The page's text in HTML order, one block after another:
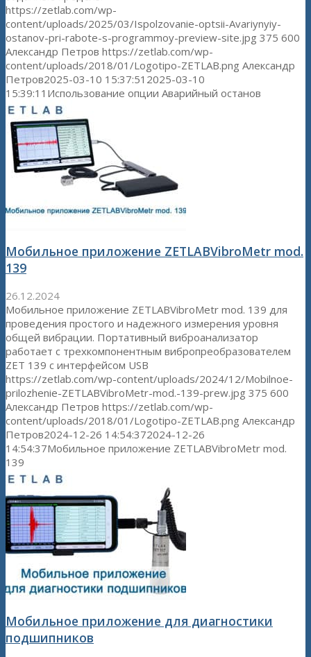
https://zetlab.com/wp-
content/uploads/2025/03/Ispolzovanie-optsii-Avariynyiy-
ostanov-pri-rabote-s-programmoy-preview-site.jpg 375 600
Александр Петров https://zetlab.com/wp-
content/uploads/2018/01/Logotipo-ZETLAB.png Александр
Петров2025-03-10 15:37:51 2025-03-10
15:39:11 Использование опции Аварийный останов
Мобильное приложение ZETLABVibroMetr mod.
139
26.12.2024
Мобильное приложение ZETLABVibroMetr mod. 139 для
проведения простого и надежного измерения уровня
общей вибрации. Портативный виброанализатор
работает с трехкомпонентным вибропреобразователем
ZET 139 с интерфейсом USB
https://zetlab.com/wp-content/uploads/2024/12/Mobilnoe-
prilozhenie-ZETLABVibroMetr-mod.-139-prew.jpg 375 600
Александр Петров https://zetlab.com/wp-
content/uploads/2018/01/Logotipo-ZETLAB.png Александр
Петров2024-12-26 14:54:372024-12-26
14:54:37Мобильное приложение ZETLABVibroMetr mod.
139
Мобильное приложение для диагностики
подшипников